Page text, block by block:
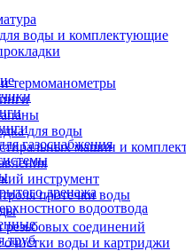
воды и комплектующие
термоманометры
для воды
машин и
инструмент
протечки воды
резьбовых соединений
воды и картриджи
газоснабжения
дренажа
водоотвода
труб